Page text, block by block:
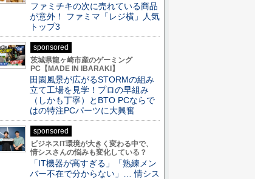
ファミチキの次に売れている商品
が意外！ ファミマ「レジ横」人気
トップ3
sponsored
茨城県龍ヶ崎市産のゲーミング
PC【MADE IN IBARAKI】
田園風景が広がるSTORMの組み
立て工場を見学！プロの早組み
（しかも丁寧）とBTO PCならで
はの特注PCパーツに大興奮
sponsored
ビジネスIT環境が大きく変わる中で、
情シスさんの悩みも変化している？
「IT機器が高すぎる」「熟練メン
バー不在で分からない」… 情シス